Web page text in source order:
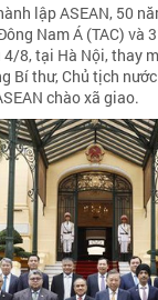
lập ASEAN, 50
Nam Á (TAC) và
4/8, tại Hà Nội, thay
Bí thư, Chủ tịch
chào xã giao.